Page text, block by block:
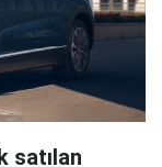
satılan